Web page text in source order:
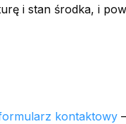
i stan środka, i
kontaktowy